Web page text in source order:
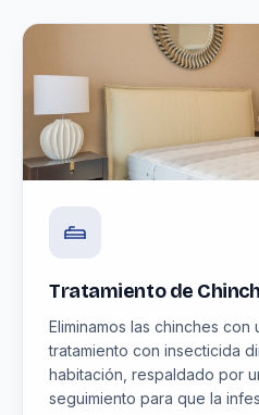
Tratamiento de
Eliminamos las chinches
tratamiento con insecticida
habitación, respaldado por
seguimiento para que la